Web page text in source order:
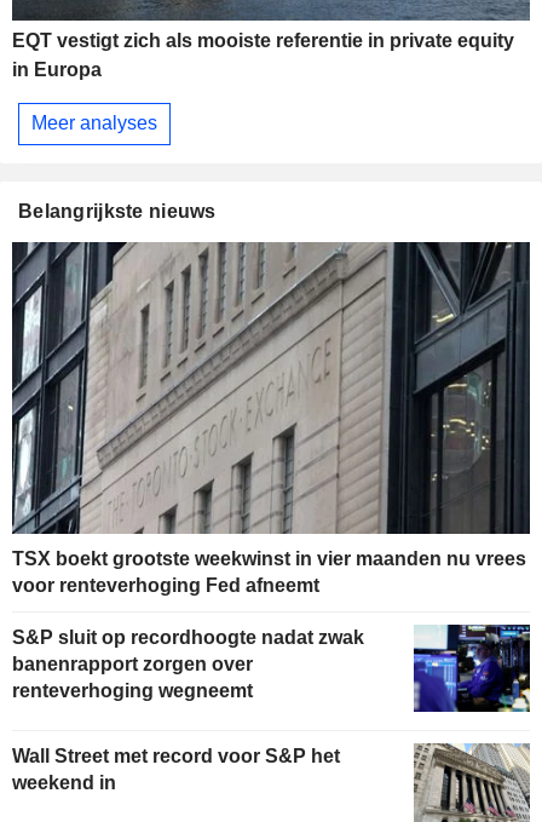
EQT vestigt zich als mooiste referentie in private equity
in Europa
Meer analyses
Belangrijkste nieuws
TSX boekt grootste weekwinst in vier maanden nu vrees
voor renteverhoging Fed afneemt
S&P sluit op recordhoogte nadat zwak
banenrapport zorgen over
renteverhoging wegneemt
Wall Street met record voor S&P het
weekend in